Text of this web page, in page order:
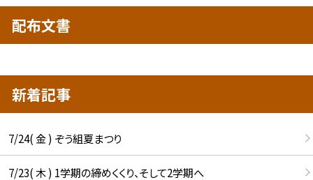
配布文書
新着記事
7/24( 金 ) ぞう組夏まつり
7/23( 木 ) 1学期の締めくくり、そして2学期へ